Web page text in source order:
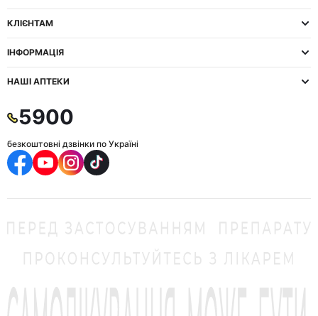
КЛІЄНТАМ
ІНФОРМАЦІЯ
НАШІ АПТЕКИ
5900
безкоштовні дзвінки по Україні